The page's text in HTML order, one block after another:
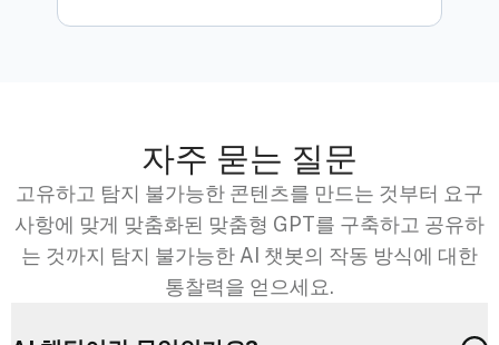
자주 묻는 질문
고유하고 탐지 불가능한 콘텐츠를 만드는 것부터 요구
사항에 맞게 맞춤화된 맞춤형 GPT를 구축하고 공유하
는 것까지 탐지 불가능한 AI 챗봇의 작동 방식에 대한
통찰력을 얻으세요.